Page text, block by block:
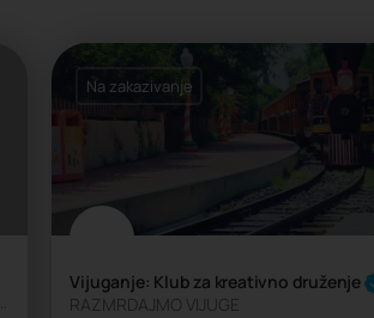
British International School u Beogradu pruža obrazovanje na engleskom jeziku u skladu sa najvišim…
Vijuganje: Klub za kreativno druženje
RAZMRDAJMO VIJUGE
Na zakazivanje